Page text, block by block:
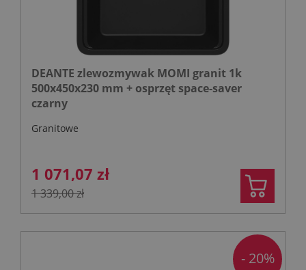
DEANTE zlewozmywak MOMI granit 1k
500x450x230 mm + osprzęt space-saver
czarny
Granitowe
1 071,07 zł
1 339,00 zł
- 20%